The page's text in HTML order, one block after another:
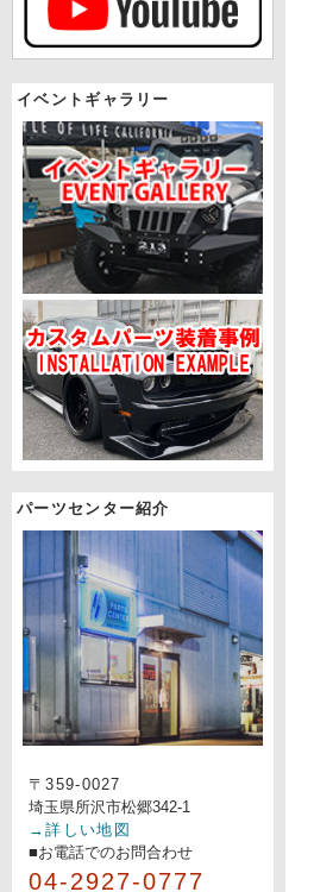
イベントギャラリー
パーツセンター紹介
〒359-0027
埼玉県所沢市松郷342-1
→詳しい地図
■お電話でのお問合わせ
04-2927-0777